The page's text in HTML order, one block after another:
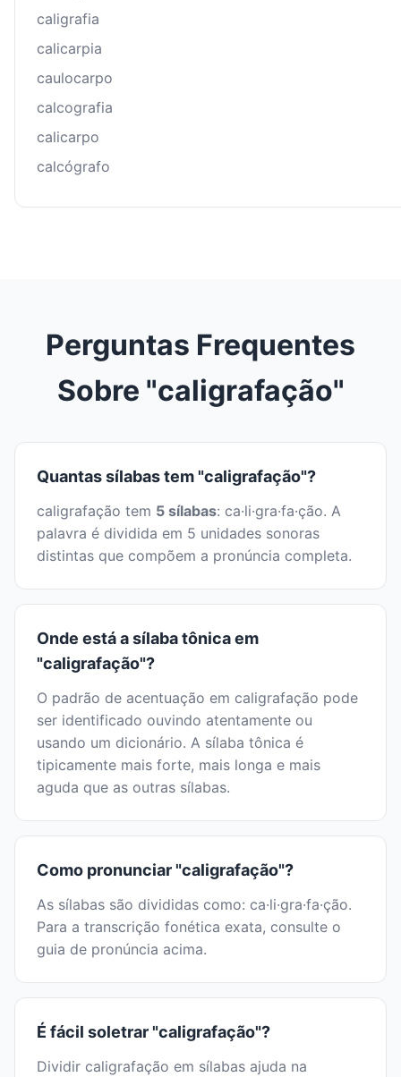
caligrafia
calicarpia
caulocarpo
calcografia
calicarpo
calcógrafo
Perguntas Frequentes
Sobre "caligrafação"
Quantas sílabas tem "caligrafação"?
caligrafação tem 5 sílabas: ca·li·gra·fa·ção. A
palavra é dividida em 5 unidades sonoras
distintas que compõem a pronúncia completa.
Onde está a sílaba tônica em
"caligrafação"?
O padrão de acentuação em caligrafação pode
ser identificado ouvindo atentamente ou
usando um dicionário. A sílaba tônica é
tipicamente mais forte, mais longa e mais
aguda que as outras sílabas.
Como pronunciar "caligrafação"?
As sílabas são divididas como: ca·li·gra·fa·ção.
Para a transcrição fonética exata, consulte o
guia de pronúncia acima.
É fácil soletrar "caligrafação"?
Dividir caligrafação em sílabas ajuda na